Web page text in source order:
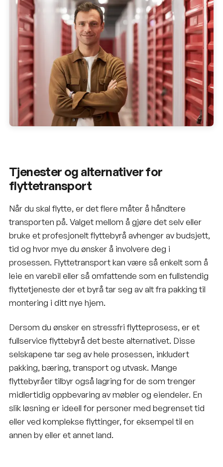
Tjenester og alternativer for
flyttetransport
Når du skal flytte, er det flere måter å håndtere
transporten på. Valget mellom å gjøre det selv eller
bruke et profesjonelt flyttebyrå avhenger av budsjett,
tid og hvor mye du ønsker å involvere deg i
prosessen. Flyttetransport kan være så enkelt som å
leie en varebil eller så omfattende som en fullstendig
flyttetjeneste der et byrå tar seg av alt fra pakking til
montering i ditt nye hjem.
Dersom du ønsker en stressfri flytteprosess, er et
fullservice flyttebyrå det beste alternativet. Disse
selskapene tar seg av hele prosessen, inkludert
pakking, bæring, transport og utvask. Mange
flyttebyråer tilbyr også lagringfor de som trenger
midlertidig oppbevaring av møbler og eiendeler. En
slik løsning er ideell for personer med begrenset tid
eller ved komplekse flyttinger, for eksempel til en
annen by eller et annet land.